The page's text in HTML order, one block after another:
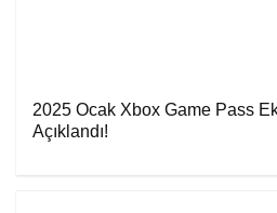
2025 Ocak Xbox Game Pass
Açıklandı!